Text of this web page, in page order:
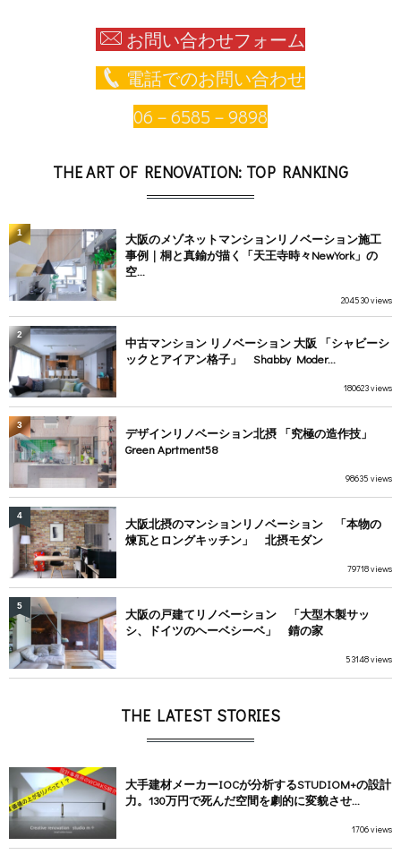
お問い合わせフォーム
電話でのお問い合わせ
06－6585－9898
THE ART OF RENOVATION: TOP RANKING
大阪のメゾネットマンションリノベーション施工
事例｜桐と真鍮が描く「天王寺時々NewYork」の
空...
204530 views
1
中古マンション リノベーション 大阪 「シャビーシ
ックとアイアン格子」 Shabby Moder...
180623 views
2
デザインリノベーション北摂 「究極の造作技」
Green Aprtment58
98635 views
3
大阪北摂のマンションリノベーション 「本物の
煉瓦とロングキッチン」 北摂モダン
79718 views
4
大阪の戸建てリノベーション 「大型木製サッ
シ、ドイツのヘーベシーベ」 錆の家
53148 views
5
THE LATEST STORIES
大手建材メーカーIOCが分析するSTUDIOM+の設計
力。130万円で死んだ空間を劇的に変貌させ...
1706 views